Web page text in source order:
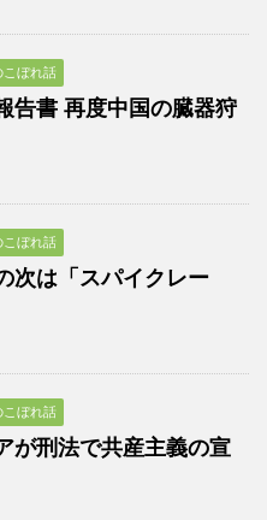
こぼれ話
告書 再度中国の臓器狩
こぼれ話
次は「スパイクレー
こぼれ話
が刑法で共産主義の宣